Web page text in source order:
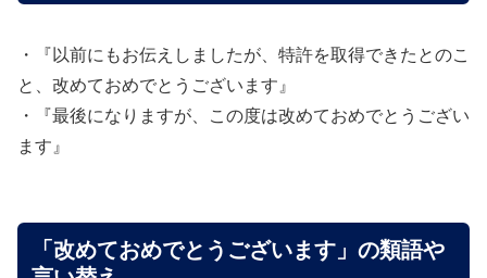
・『以前にもお伝えしましたが、特許を取得できたとのこ
と、改めておめでとうございます』
・『最後になりますが、この度は改めておめでとうござい
ます』
「改めておめでとうございます」の類語や